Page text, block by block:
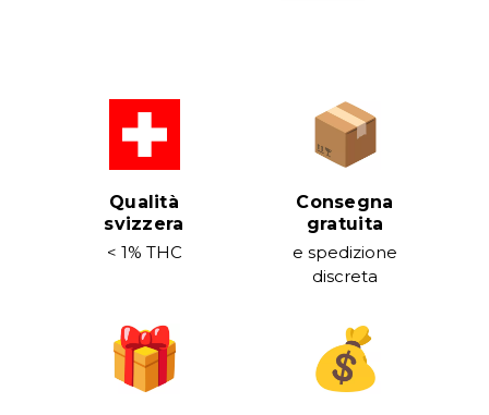
Qualità
svizzera
< 1% THC
Consegna
gratuita
e spedizione
discreta